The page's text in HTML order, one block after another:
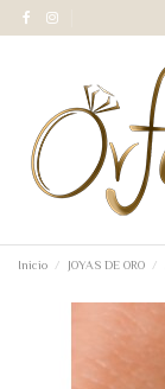
Inicio JOYAS DE ORO